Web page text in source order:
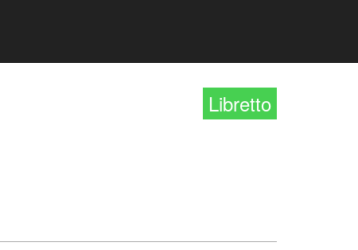
Libretto